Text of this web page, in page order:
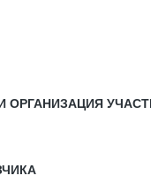
ОРГАНИЗАЦИЯ